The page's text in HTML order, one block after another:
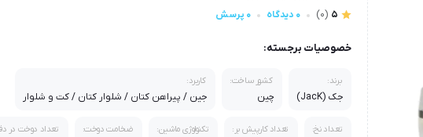
5
(0) 0 دیدگاه 0 پرسش
خصوصیات برجسته:
برند:
جک (JacK)
کشور ساخت:
چین
کاربرد:
جین / پیراهن کتان / شلوار کتان / کت و شلوار
تعداد نخ: تعداد کارپیش بر: تکنولوژی ماشین: ضخامت دوخت: تعداد دوخت در